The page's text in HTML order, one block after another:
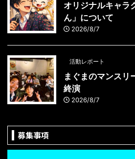
オリジナルキャラ
ん」について
2026/8/7
活動レポート
まぐまのマンス
終演
2026/8/7
募集事項